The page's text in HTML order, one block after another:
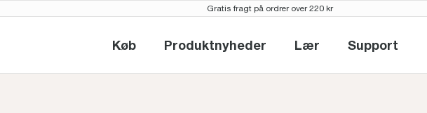
Gratis fragt på ordrer over 220 kr
Køb Produktnyheder
Produktnyheder
Lær Support
Support